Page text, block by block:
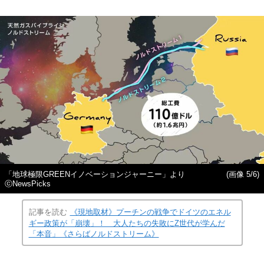
「地球極限GREENイノベーションジャーニー」より
ⓒNewsPicks
(画像 5/6)
記事を読む
《現地取材》プーチンの戦争でドイツのエネル
ギー政策が「崩壊」！ 大人たちの失敗にZ世代が学んだ
「本音」《さらばノルドストリーム》